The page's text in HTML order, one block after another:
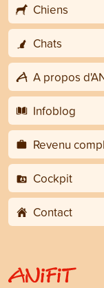
Chiens
Chats
A propos
Infoblog
Revenu
Cockpit
Contact